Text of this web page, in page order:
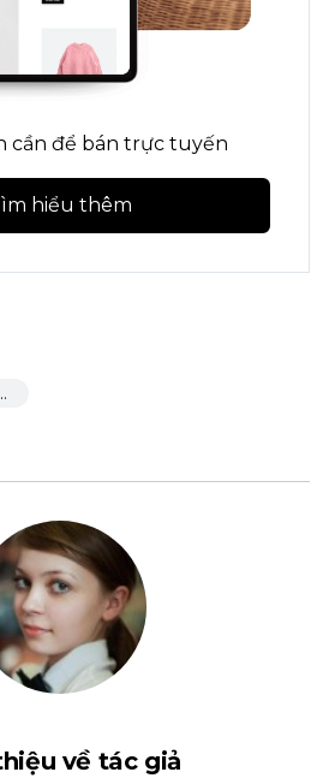
cần để bán trực tuyến
hiểu thêm
công
về tác giả